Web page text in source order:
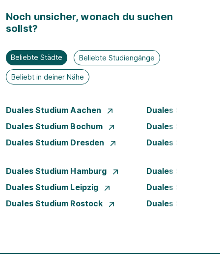
Noch unsicher, wonach du suchen
sollst?
Beliebte Städte Beliebte Studiengänge
Beliebt in deiner Nähe
Duales Studium Aachen
Duales Studium
Duales Studium Bochum
Duales Studium
Duales Studium Dresden
Duales Studium
Duales Studium Hamburg
Duales Studium
Duales Studium Leipzig
Duales Studium
Duales Studium Rostock
Duales Studium